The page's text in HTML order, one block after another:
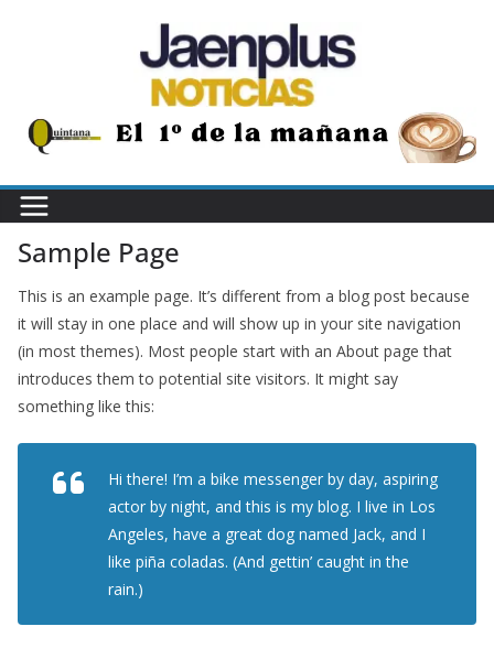
Sample Page
This is an example page. It’s different from a blog post because
it will stay in one place and will show up in your site navigation
(in most themes). Most people start with an About page that
introduces them to potential site visitors. It might say
something like this:
Hi there! I’m a bike messenger by day, aspiring
actor by night, and this is my blog. I live in Los
Angeles, have a great dog named Jack, and I
like piña coladas. (And gettin’ caught in the
rain.)